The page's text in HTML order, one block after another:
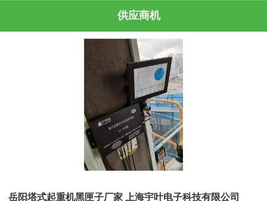
供应商机
岳阳塔式起重机黑匣子厂家 上海宇叶电子科技有限公司